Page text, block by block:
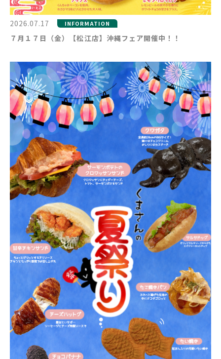
2026.07.17 INFORMATION
７月１７日（金）【松江店】沖縄フェア開催中！！